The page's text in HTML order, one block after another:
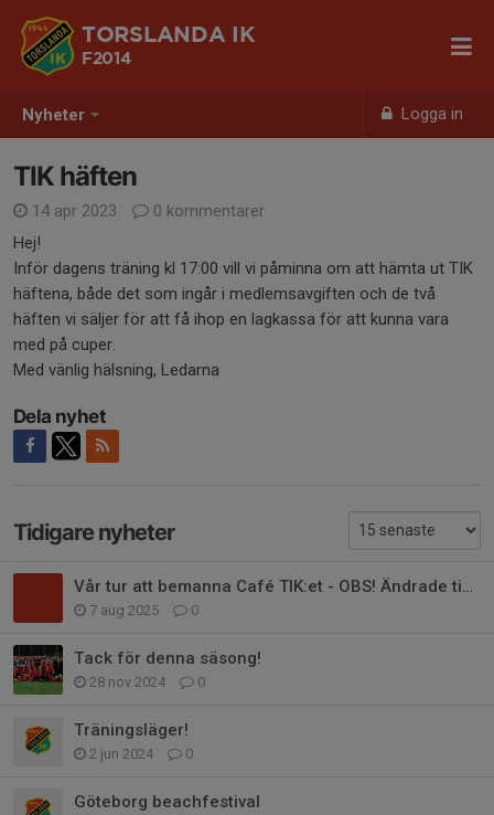
Nyheter Logga in
TORSLANDA IK
F2014
TIK häften
14 apr 2023
0 kommentarer
Hej!
Inför dagens träning kl 17:00 vill vi påminna om att hämta ut TIK
häftena, både det som ingår i medlemsavgiften och de två
häften vi säljer för att få ihop en lagkassa för att kunna vara
med på cuper.
Med vänlig hälsning, Ledarna
Dela nyhet
Tidigare nyheter
Vår tur att bemanna Café TIK:et - OBS! Ändrade tider
7 aug 2025 0
Tack för denna säsong!
28 nov 2024 0
Träningsläger!
2 jun 2024 0
Göteborg beachfestival